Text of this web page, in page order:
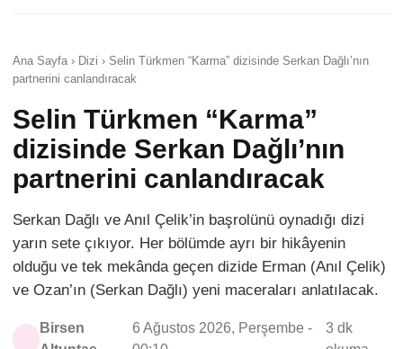
Ana Sayfa › Dizi › Selin Türkmen “Karma” dizisinde Serkan Dağlı’nın
partnerini canlandıracak
Selin Türkmen “Karma”
dizisinde Serkan Dağlı’nın
partnerini canlandıracak
Serkan Dağlı ve Anıl Çelik’in başrolünü oynadığı dizi
yarın sete çıkıyor. Her bölümde ayrı bir hikâyenin
olduğu ve tek mekânda geçen dizide Erman (Anıl Çelik)
ve Ozan’ın (Serkan Dağlı) yeni maceraları anlatılacak.
Birsen
6 Ağustos 2026, Perşembe -
3 dk